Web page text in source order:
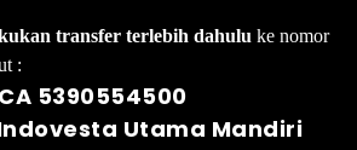
transfer terlebih dahulu ke nomor
:
5390554500
Utama Mandiri